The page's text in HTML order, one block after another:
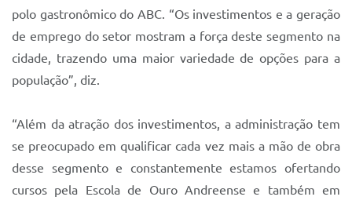
polo gastronômico do ABC. “Os investimentos e a geração
de emprego do setor mostram a força deste segmento na
cidade, trazendo uma maior variedade de opções para a
população”, diz.
“Além da atração dos investimentos, a administração tem
se preocupado em qualificar cada vez mais a mão de obra
desse segmento e constantemente estamos ofertando
cursos pela Escola de Ouro Andreense e também em